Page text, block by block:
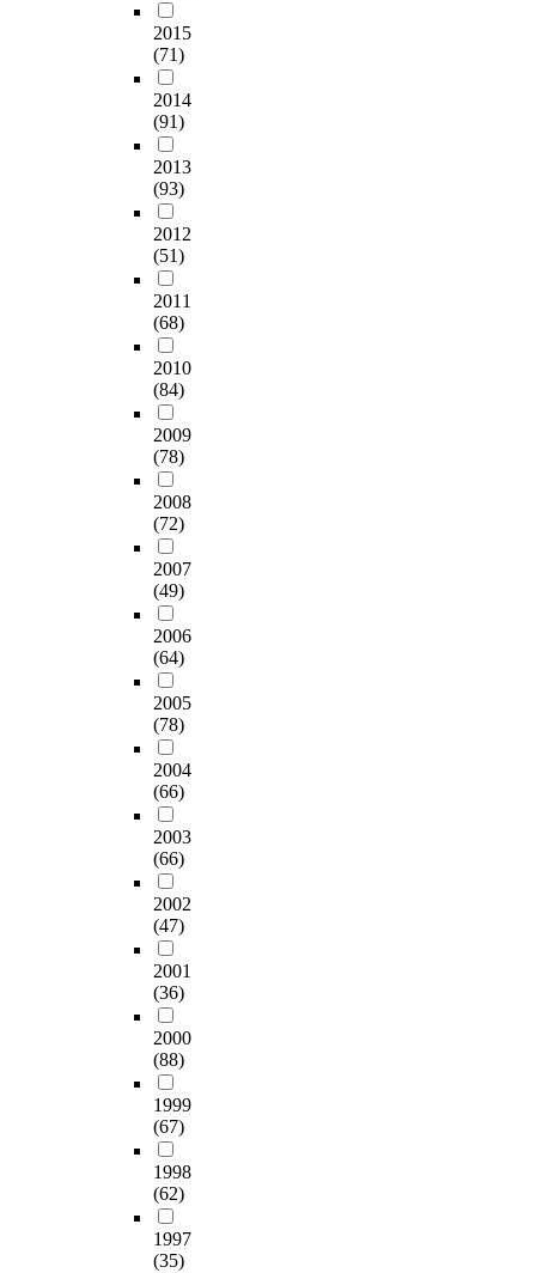
2015
(71)
2014
(91)
2013
(93)
2012
(51)
2011
(68)
2010
(84)
2009
(78)
2008
(72)
2007
(49)
2006
(64)
2005
(78)
2004
(66)
2003
(66)
2002
(47)
2001
(36)
2000
(88)
1999
(67)
1998
(62)
1997
(35)